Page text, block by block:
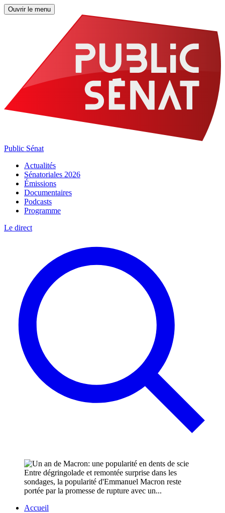
Ouvrir le menu
Public Sénat
Actualités
Sénatoriales 2026
Émissions
Documentaires
Podcasts
Programme
Le direct
Entre dégringolade et remontée surprise dans les
sondages, la popularité d'Emmanuel Macron reste
portée par la promesse de rupture avec un...
Accueil